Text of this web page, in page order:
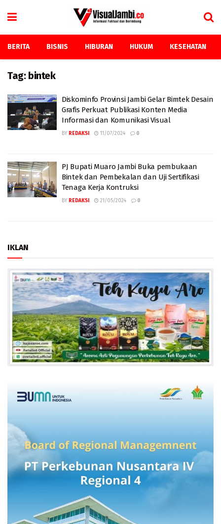
BERITA BISNIS HIBURAN HUKUM KESEHATAN
Tag: bintek
Diskominfo Provinsi Jambi Gelar Bimtek Desain
Grafis Perkuat Publikasi Konten Media
Informasi dan Komunikasi Visual
BY REDAKSI 11/07/2024 0
PJ Bupati Muaro Jambi Buka pembukaan
Bintek dan Pembekalan dan Uji Sertifikasi
Tenaga Kerja Kontruksi
BY REDAKSI 21/05/2024 0
IKLAN